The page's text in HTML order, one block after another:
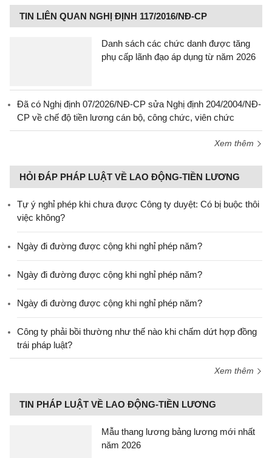
TIN LIÊN QUAN NGHỊ ĐỊNH 117/2016/NĐ-CP
Danh sách các chức danh được tăng
phụ cấp lãnh đạo áp dụng từ năm 2026
Đã có Nghị định 07/2026/NĐ-CP sửa Nghị định 204/2004/NĐ-
CP về chế độ tiền lương cán bộ, công chức, viên chức
Xem thêm
HỎI ĐÁP PHÁP LUẬT VỀ LAO ĐỘNG-TIỀN LƯƠNG
Tự ý nghỉ phép khi chưa được Công ty duyệt: Có bị buộc thôi
việc không?
Ngày đi đường được cộng khi nghỉ phép năm?
Ngày đi đường được cộng khi nghỉ phép năm?
Ngày đi đường được cộng khi nghỉ phép năm?
Công ty phải bồi thường như thế nào khi chấm dứt hợp đồng
trái pháp luật?
Xem thêm
TIN PHÁP LUẬT VỀ LAO ĐỘNG-TIỀN LƯƠNG
Mẫu thang lương bảng lương mới nhất
năm 2026